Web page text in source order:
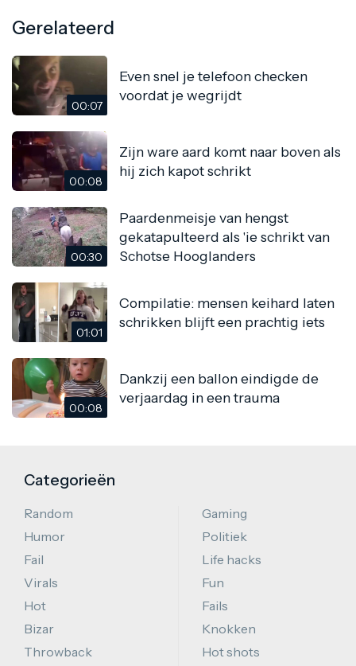
Gerelateerd
00:07
Even snel je telefoon checken
voordat je wegrijdt
00:08
Zijn ware aard komt naar boven als
hij zich kapot schrikt
00:30
Paardenmeisje van hengst
gekatapulteerd als 'ie schrikt van
Schotse Hooglanders
01:01
Compilatie: mensen keihard laten
schrikken blijft een prachtig iets
00:08
Dankzij een ballon eindigde de
verjaardag in een trauma
Categorieën
Random
Humor
Fail
Virals
Hot
Bizar
Throwback
Gaming
Politiek
Life hacks
Fun
Fails
Knokken
Hot shots